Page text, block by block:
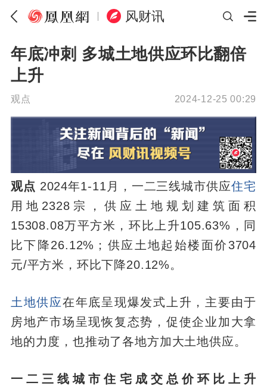
风财讯
年底冲刺 多城土地供应环比翻倍
上升
观点 2024-12-25 00:29
观点 2024年1-11月，一二三线城市供应住宅
用地2328宗，供应土地规划建筑面积
15308.08万平方米，环比上升105.63%，同
比下降26.12%；供应土地起始楼面价3704
元/平方米，环比下降20.12%。
土地供应在年底呈现爆发式上升，主要由于
房地产市场呈现恢复态势，促使企业加大拿
地的力度，也推动了各地方加大土地供应。
一二三线城市住宅成交总价环比上升